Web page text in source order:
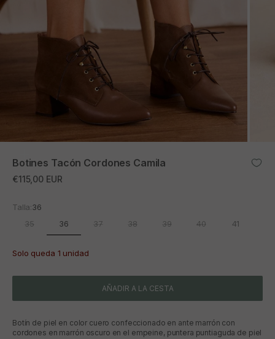
Botines Tacón Cordones Camila
Precio de oferta
€115,00 EUR
Talla:36
35
36 37 38 39 40 41
Solo queda 1 unidad
AÑADIR A LA CESTA
Botín de piel en color cuero confeccionado en ante marrón con
cordones en marrón oscuro en el empeine, puntera puntiaguda de piel